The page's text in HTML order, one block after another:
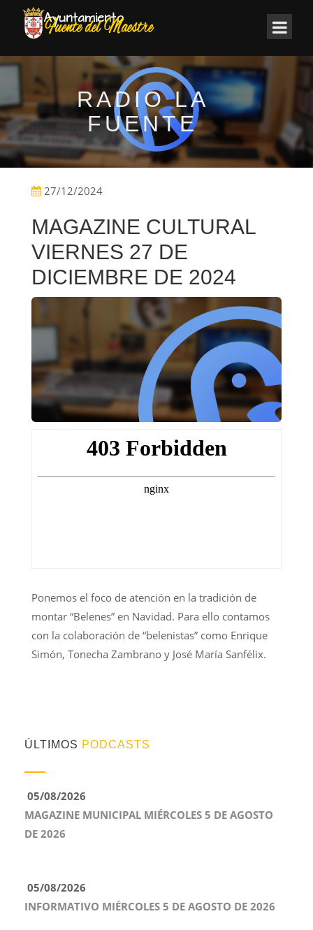
RADIO LA
FUENTE
27/12/2024
MAGAZINE CULTURAL
VIERNES 27 DE
DICIEMBRE DE 2024
Ponemos el foco de atención en la tradición de
montar “Belenes” en Navidad. Para ello contamos
con la colaboración de “belenistas” como Enrique
Simón, Tonecha Zambrano y José María Sanfélix.
ÚLTIMOS PODCASTS
05/08/2026
MAGAZINE MUNICIPAL MIÉRCOLES 5 DE AGOSTO
DE 2026
05/08/2026
INFORMATIVO MIÉRCOLES 5 DE AGOSTO DE 2026